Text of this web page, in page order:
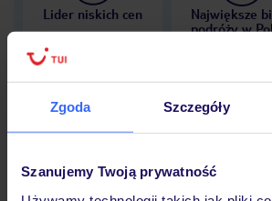
Zgoda Szczegóły
Szanujemy Twoją prywatność
Lider niskich cen
Największe
podróży w